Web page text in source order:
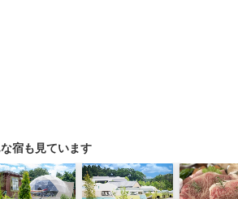
宿も見ています